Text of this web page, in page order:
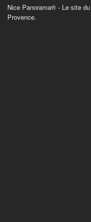
Nice Panorama® - Le site
Provence.